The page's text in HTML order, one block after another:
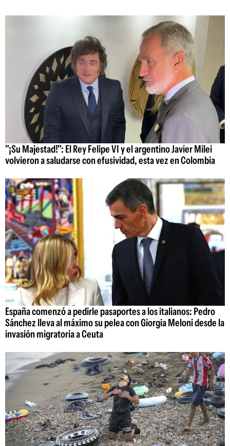
"¡Su Majestad!": El Rey Felipe VI y el argentino Javier Milei
volvieron a saludarse con efusividad, esta vez en Colombia
España comenzó a pedirle pasaportes a los italianos: Pedro
Sánchez lleva al máximo su pelea con Giorgia Meloni desde la
invasión migratoria a Ceuta